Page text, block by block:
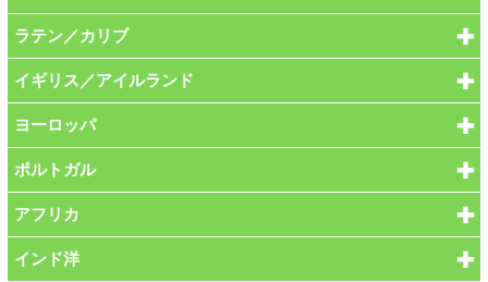
ラテン／カリブ
イギリス／アイルランド
ヨーロッパ
ポルトガル
アフリカ
インド洋